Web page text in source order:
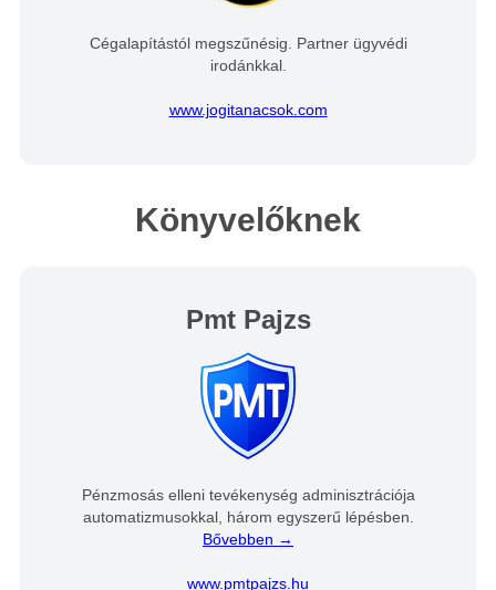
Cégalapítástól megszűnésig. Partner ügyvédi
irodánkkal.
www.jogitanacsok.com
Könyvelőknek
Pmt Pajzs
Pénzmosás elleni tevékenység adminisztrációja
automatizmusokkal, három egyszerű lépésben.
Bővebben →
www.pmtpajzs.hu